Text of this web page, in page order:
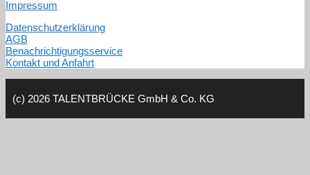
Impressum
Datenschutzerklärung
AGB
Benachrichtigungsservice
Kontakt und Anfahrt
(c) 2026 TALENTBRÜCKE GmbH & Co. KG